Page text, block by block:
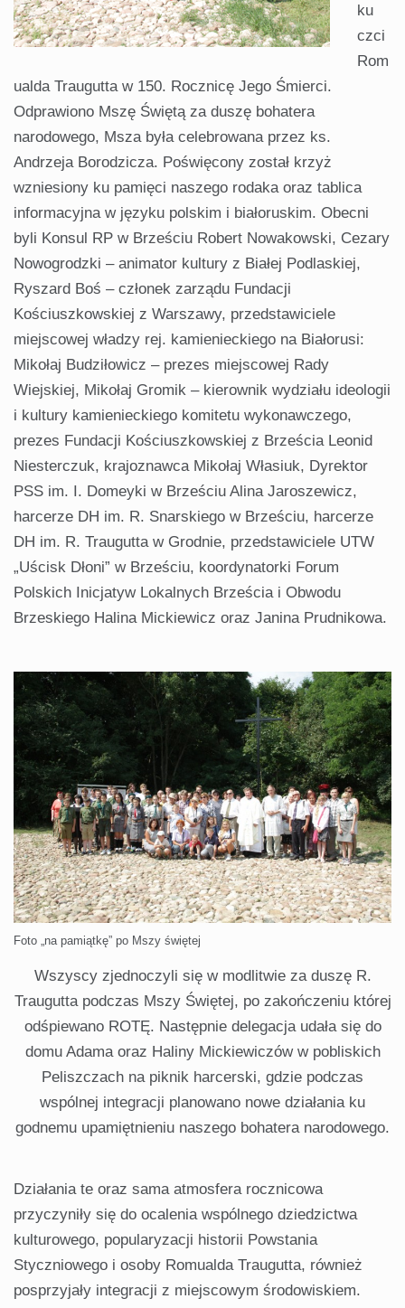
ku
czci
Rom
ualda Traugutta w 150. Rocznicę Jego Śmierci.
Odprawiono Mszę Świętą za duszę bohatera
narodowego, Msza była celebrowana przez ks.
Andrzeja Borodzicza. Poświęcony został krzyż
wzniesiony ku pamięci naszego rodaka oraz tablica
informacyjna w języku polskim i białoruskim. Obecni
byli Konsul RP w Brześciu Robert Nowakowski, Cezary
Nowogrodzki – animator kultury z Białej Podlaskiej,
Ryszard Boś – członek zarządu Fundacji
Kościuszkowskiej z Warszawy, przedstawiciele
miejscowej władzy rej. kamienieckiego na Białorusi:
Mikołaj Budziłowicz – prezes miejscowej Rady
Wiejskiej, Mikołaj Gromik – kierownik wydziału ideologii
i kultury kamienieckiego komitetu wykonawczego,
prezes Fundacji Kościuszkowskiej z Brześcia Leonid
Niesterczuk, krajoznawca Mikołaj Własiuk, Dyrektor
PSS im. I. Domeyki w Brześciu Alina Jaroszewicz,
harcerze DH im. R. Snarskiego w Brześciu, harcerze
DH im. R. Traugutta w Grodnie, przedstawiciele UTW
„Uścisk Dłoni” w Brześciu, koordynatorki Forum
Polskich Inicjatyw Lokalnych Brześcia i Obwodu
Brzeskiego Halina Mickiewicz oraz Janina Prudnikowa.
Foto „na pamiątkę” po Mszy świętej
Wszyscy zjednoczyli się w modlitwie za duszę R.
Traugutta podczas Mszy Świętej, po zakończeniu której
odśpiewano ROTĘ. Następnie delegacja udała się do
domu Adama oraz Haliny Mickiewiczów w pobliskich
Peliszczach na piknik harcerski, gdzie podczas
wspólnej integracji planowano nowe działania ku
godnemu upamiętnieniu naszego bohatera narodowego.
Działania te oraz sama atmosfera rocznicowa
przyczyniły się do ocalenia wspólnego dziedzictwa
kulturowego, popularyzacji historii Powstania
Styczniowego i osoby Romualda Traugutta, również
posprzyjały integracji z miejscowym środowiskiem.